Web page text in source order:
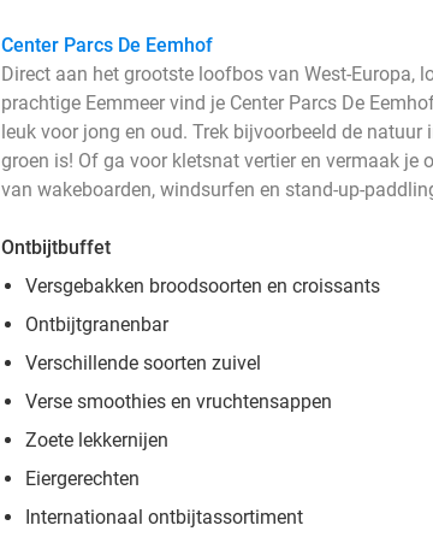
Center Parcs De Eemhof
Direct aan het grootste loofbos van West-Europa,
prachtige Eemmeer vind je Center Parcs De
leuk voor jong en oud. Trek bijvoorbeeld de
groen is! Of ga voor kletsnat vertier en vermaak je
van wakeboarden, windsurfen en stand-up-
Ontbijtbuffet
Versgebakken broodsoorten en croissants
Ontbijtgranenbar
Verschillende soorten zuivel
Verse smoothies en vruchtensappen
Zoete lekkernijen
Eiergerechten
Internationaal ontbijtassortiment